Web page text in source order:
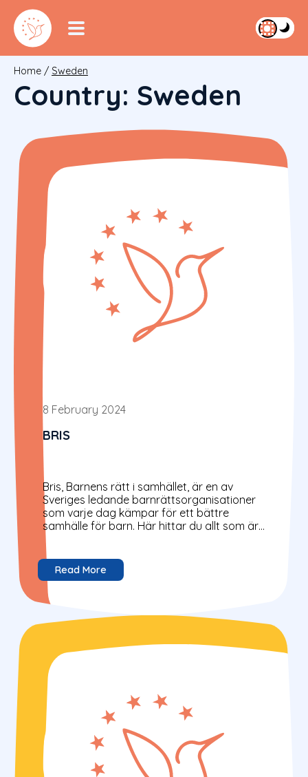
Home / Sweden
Country: Sweden
8 February 2024
BRIS
Bris, Barnens rätt i samhället, är en av
Sveriges ledande barnrättsorganisationer
som varje dag kämpar för ett bättre
samhälle för barn. Här hittar du allt som är
aktuellt just...
Read More